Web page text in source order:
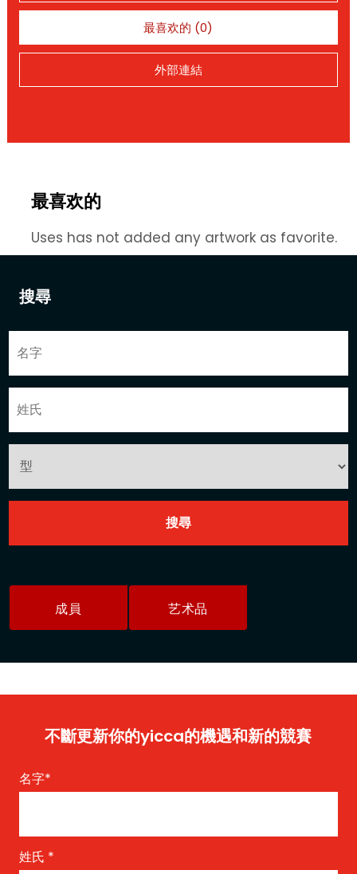
搜尋
成員 艺术品
最喜欢的 (0)
外部連結
最喜欢的
Uses has not added any artwork as favorite.
不斷更新你的yicca的機遇和新的競賽
名字*
姓氏 *